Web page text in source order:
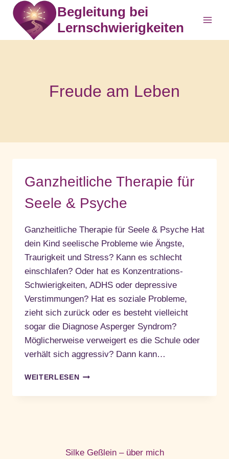
Zum
Inhalt
springen
Begleitung bei
Lernschwierigkeiten
Freude am Leben
Ganzheitliche Therapie für
Seele & Psyche
Ganzheitliche Therapie für Seele & Psyche Hat
dein Kind seelische Probleme wie Ängste,
Traurigkeit und Stress? Kann es schlecht
einschlafen? Oder hat es Konzentrations-
Schwierigkeiten, ADHS oder depressive
Verstimmungen? Hat es soziale Probleme,
zieht sich zurück oder es besteht vielleicht
sogar die Diagnose Asperger Syndrom?
Möglicherweise verweigert es die Schule oder
verhält sich aggressiv? Dann kann…
WEITERLESENGANZHEITLICHE
FÜR
Silke Geßlein – über mich